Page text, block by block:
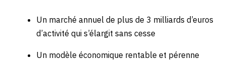
Un marché annuel de plus de 3 milliards d’euros
d’activité qui s’élargit sans cesse
Un modèle économique rentable et pérenne